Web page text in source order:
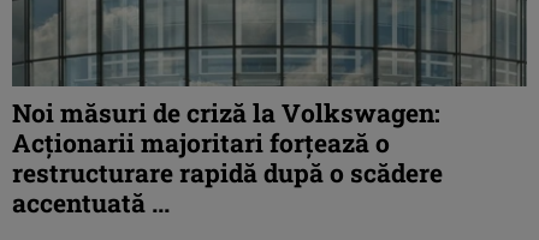
Noi măsuri de criză la Volkswagen:
Acționarii majoritari forțează o
restructurare rapidă după o scădere
accentuată ...